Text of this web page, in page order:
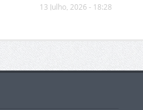
13 Julho, 2026 - 18:28